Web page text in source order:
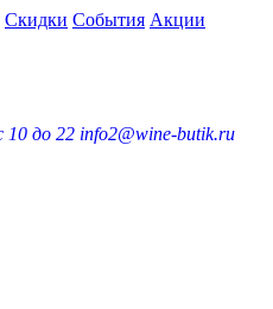
Скидки События Акции
10 до 22 info2@wine-butik.ru